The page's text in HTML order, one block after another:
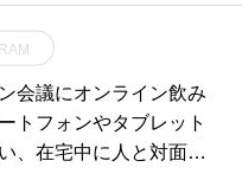
くお願いします♡…
革小物、ビジネスシー
る履き心地の良いソッ
ど。.男子の心をくすぐ
すぐりご用意しており
会議にオンライン飲み
トフォンやタブレット
、在宅中に人と対面し